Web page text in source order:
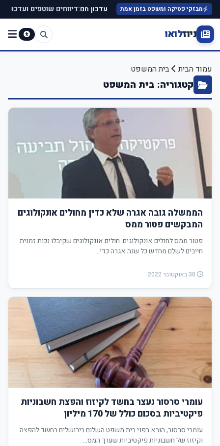
מבזקי פסיקה ומשפט בזמן אמת עדכון חם:דיווחים שוטפים ועדכונים
ניוזלואו
עמוד הבית בית המשפט
קטגוריה: בית המשפט
הממשלה גובה אגרה שלא כדין מחולים אונקולוגים
המבקשים פטור ממס
פטור ממס לחולים אונקולוגים. חולים אונקולוגים שקיבלו נכות זמנית
חייבים לשלם מחדש כל שנה אגרה כדי…
30 באוקטובר 2022
עומרי סרסור נעצר בחשד לקיזוז והפצת חשבוניות
פיקטיביות בסכום כולל של 170 מיליון
עומרי סרסור, הובא בפני בית משפט השלום בירושלים בחשד להפצה
וקיזוז של חשבוניות פיקטיביות שערך המס…